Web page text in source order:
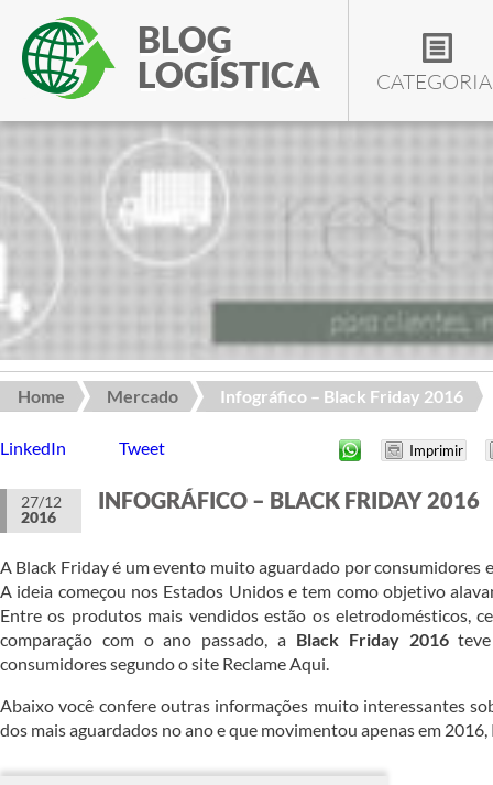
BLOG
LOGÍSTICA
Home Mercado Infográfico – Black Friday 2016
LinkedIn Tweet
27/12
2016
INFOGRÁFICO – BLACK FRIDAY 2016
A Black Friday é um evento muito aguardado por consumidores
A ideia começou nos Estados Unidos e tem como objetivo
Entre os produtos mais vendidos estão os eletrodomésticos,
comparação com o ano passado, a Black Friday 2016teve
consumidores segundo o site Reclame Aqui.
Abaixo você confere outras informações muito interessantes
dos mais aguardados no ano e que movimentou apenas em